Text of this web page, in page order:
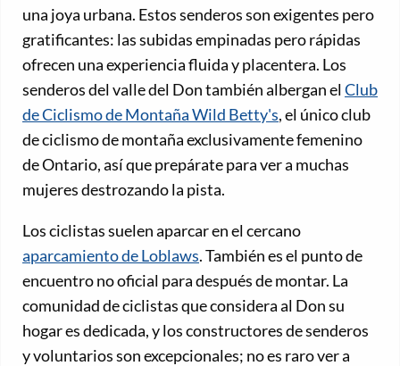
una joya urbana. Estos senderos son exigentes pero
gratificantes: las subidas empinadas pero rápidas
ofrecen una experiencia fluida y placentera. Los
senderos del valle del Don también albergan elClub
de Ciclismo de Montaña Wild Betty's, el único club
de ciclismo de montaña exclusivamente femenino
de Ontario, así que prepárate para ver a muchas
mujeres destrozando la pista.
Los ciclistas suelen aparcar en el cercano
aparcamiento de Loblaws. También es el punto de
encuentro no oficial para después de montar. La
comunidad de ciclistas que considera al Don su
hogar es dedicada, y los constructores de senderos
y voluntarios son excepcionales; no es raro ver a